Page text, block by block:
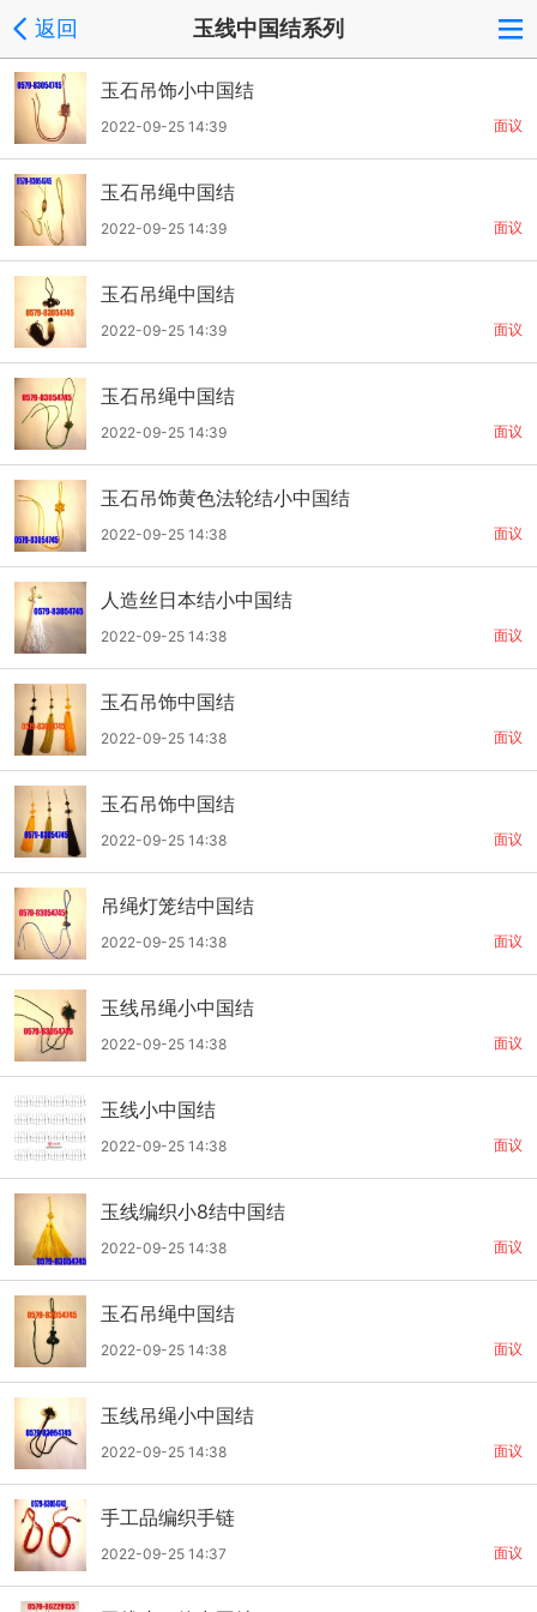
返回 玉线中国结系列
玉石吊饰小中国结
面议
2022-09-25 14:39
玉石吊绳中国结
面议
2022-09-25 14:39
玉石吊绳中国结
面议
2022-09-25 14:39
玉石吊绳中国结
面议
2022-09-25 14:39
玉石吊饰黄色法轮结小中国结
面议
2022-09-25 14:38
人造丝日本结小中国结
面议
2022-09-25 14:38
玉石吊饰中国结
面议
2022-09-25 14:38
玉石吊饰中国结
面议
2022-09-25 14:38
吊绳灯笼结中国结
面议
2022-09-25 14:38
玉线吊绳小中国结
面议
2022-09-25 14:38
玉线小中国结
面议
2022-09-25 14:38
玉线编织小8结中国结
面议
2022-09-25 14:38
玉石吊绳中国结
面议
2022-09-25 14:38
玉线吊绳小中国结
面议
2022-09-25 14:38
手工品编织手链
面议
2022-09-25 14:37